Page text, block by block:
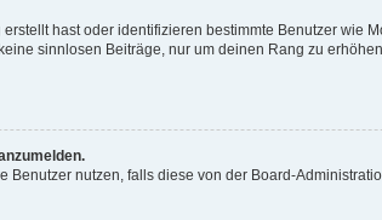
hast oder identifizieren bestimmte Benutzer wie
sinnlosen Beiträge, nur um deinen Rang zu
nutzen, falls diese von der Board-